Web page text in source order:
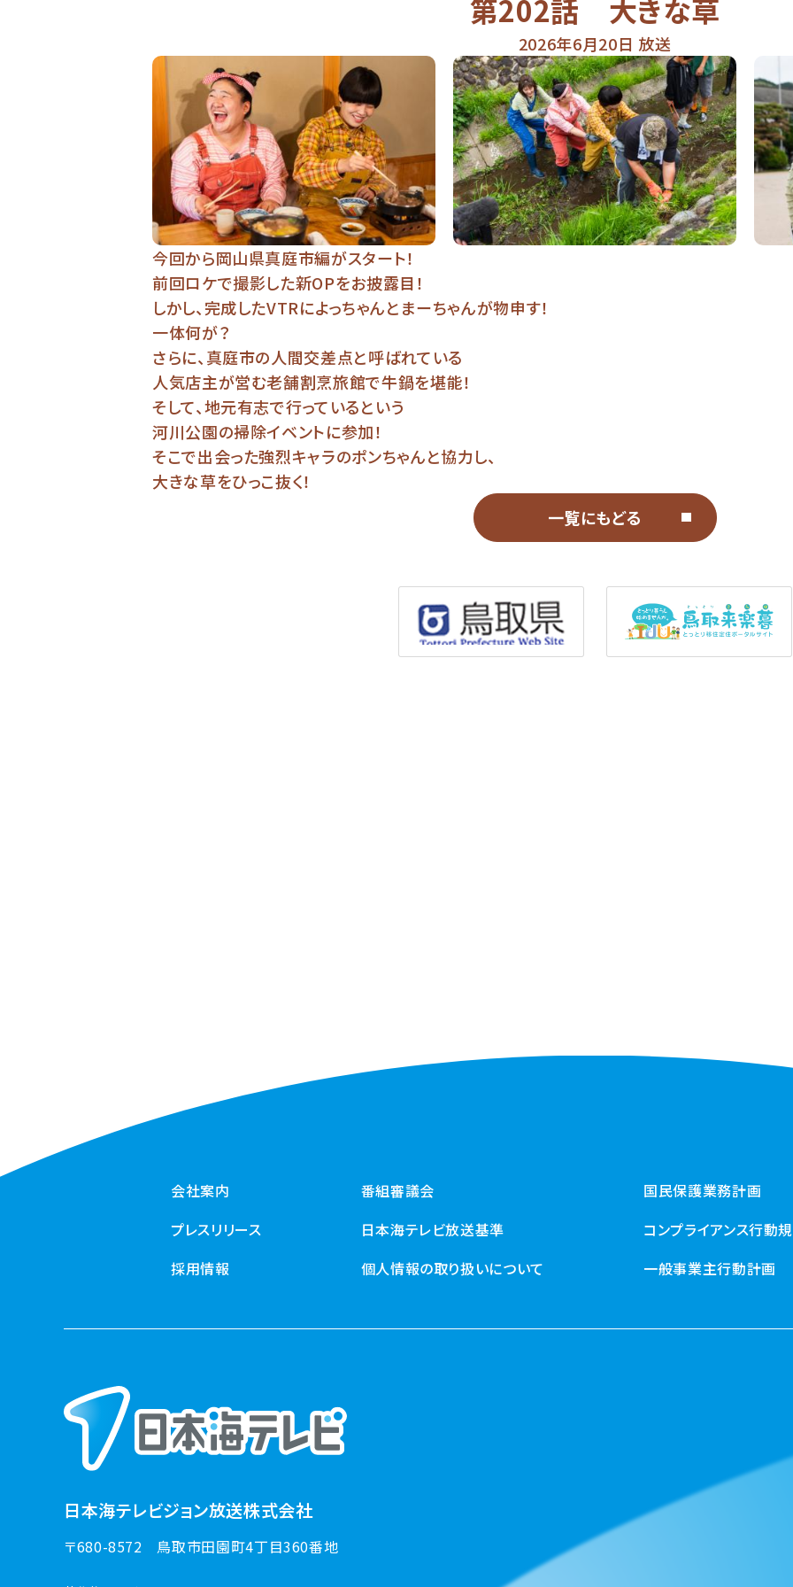
第202話 大きな草
2026年6月20日 放送
今回から岡山県真庭市編がスタート！
前回ロケで撮影した新OPをお披露目！
しかし、完成したVTRによっちゃんとまーちゃんが物申す！
一体何が？
さらに、真庭市の人間交差点と呼ばれている
人気店主が営む老舗割烹旅館で牛鍋を堪能！
そして、地元有志で行っているという
河川公園の掃除イベントに参加！
そこで出会った強烈キャラのポンちゃんと協力し、
大きな草をひっこ抜く！
一覧にもどる
会社案内
プレスリリース
採用情報
番組審議会
日本海テレビ放送基準
個人情報の取り扱いについて
国民保護業務計画
コンプライアンス行動
一般事業主行動計画
日本海テレビジョン放送株式会社
〒680-8572 鳥取市田園町4丁目360番地